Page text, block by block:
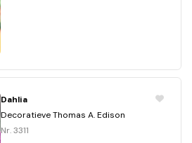
Dahlia
Decoratieve Thomas A. Edison
Nr. 3311